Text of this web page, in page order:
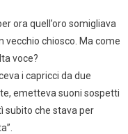
ora quell’oro somigliava
vecchio chiosco. Ma come
voce?
i capricci da due
emetteva suoni sospetti
subito che stava per